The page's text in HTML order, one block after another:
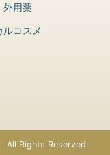
外用薬
ルコスメ
All Rights Reserved.